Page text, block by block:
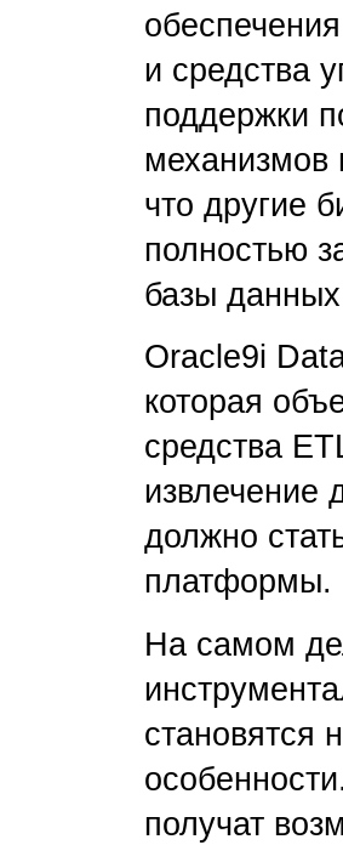
и средства
поддержки
механизмов
что другие
полностью
базы
Oracle9i
которая
средства
извлечение
должно
платформы.
На самом
становятся
получат